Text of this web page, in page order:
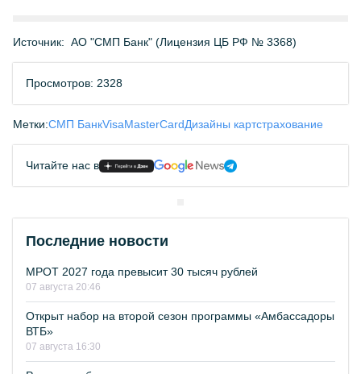
Источник: АО "СМП Банк" (Лицензия ЦБ РФ № 3368)
Просмотров: 2328
Метки:СМП БанкVisaMasterCardДизайны картстрахование
Читайте нас в
Последние новости
МРОТ 2027 года превысит 30 тысяч рублей
07 августа 20:46
Открыт набор на второй сезон программы «Амбассадоры
ВТБ»
07 августа 16:30